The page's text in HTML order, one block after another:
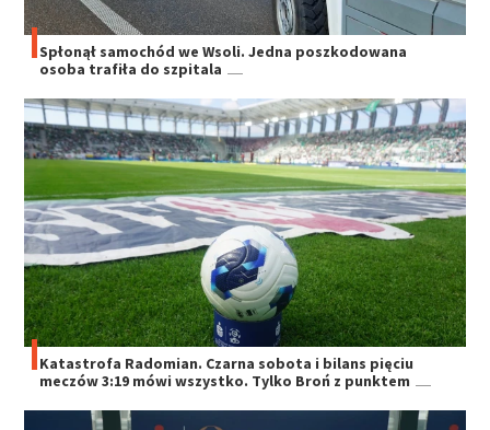
Spłonął samochód we Wsoli. Jedna poszkodowana
osoba trafiła do szpitala
Katastrofa Radomian. Czarna sobota i bilans pięciu
meczów 3:19 mówi wszystko. Tylko Broń z punktem